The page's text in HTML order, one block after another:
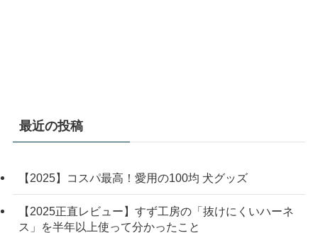
最近の投稿
【2025】コスパ最高！愛用の100均 犬グッズ
【2025正直レビュー】すず工房の「抜けにくいハーネ
ス」を半年以上使って分かったこと